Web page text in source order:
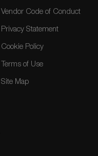
Vendor Code of Conduct
Privacy Statement
Cookie Policy
Terms of Use
Site Map